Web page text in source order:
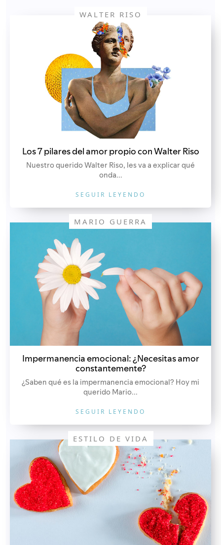
WALTER RISO
Los 7 pilares del amor propio con Walter Riso
Nuestro querido Walter Riso, les va a explicar qué
onda...
SEGUIR LEYENDO
MARIO GUERRA
Impermanencia emocional: ¿Necesitas amor
constantemente?
¿Saben qué es la impermanencia emocional? Hoy mi
querido Mario...
SEGUIR LEYENDO
ESTILO DE VIDA